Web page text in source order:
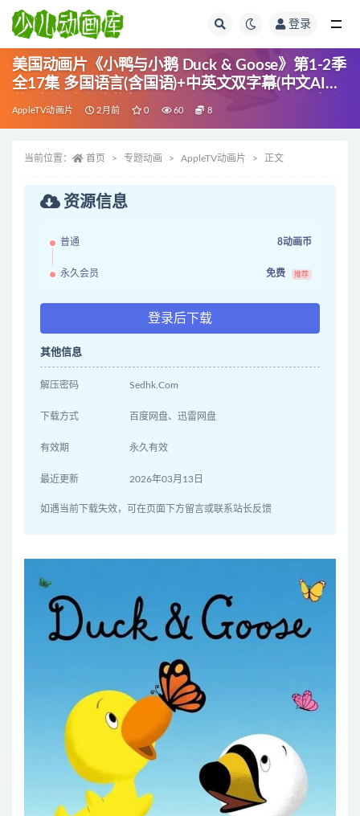
登录
美国动画片《小鸭与小鹅 Duck & Goose》第1-2季
全17集 多国语言(含国语)+中英文双字幕(中文AI字
幕) 官方纯净收藏版 1080P/MKV/13.6G 动画片小
AppleTV动画片 2月前 0 60 8
当前位置： 首页 专题动画 AppleTV动画片 正文
资源信息
普通 8动画币
永久会员 免费 推荐
登录后下载
其他信息
解压密码 Sedhk.Com
下载方式 百度网盘、迅雷网盘
有效期 永久有效
最近更新 2026年03月13日
如遇当前下载失效，可在页面下方留言或联系站长反馈